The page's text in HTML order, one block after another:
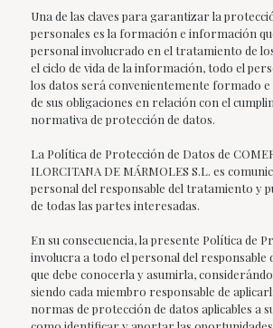
Una de las claves para garantizar la
personales es la formación e información
personal involucrado en el tratamiento de
el ciclo de vida de la información, todo el
los datos será convenientemente formado
de sus obligaciones en relación con el
normativa de protección de datos.
La Política de Protección de Datos de
ILORCITANA DE MÁRMOLES S.L. es
personal del responsable del tratamiento y
de todas las partes interesadas.
En su consecuencia, la presente Política de
involucra a todo el personal del
que debe conocerla y asumirla,
siendo cada miembro responsable de
normas de protección de datos aplicables a